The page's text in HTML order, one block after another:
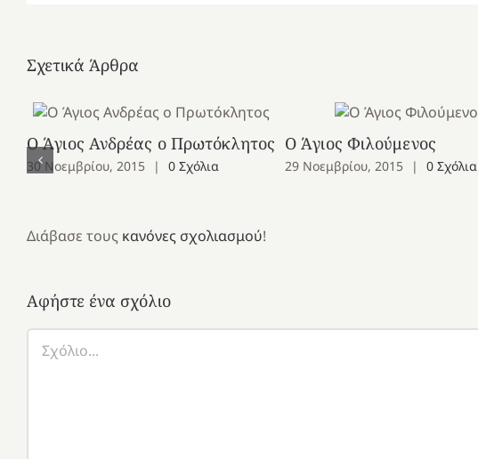
Σχετικά Άρθρα
Ο Άγιος Ανδρέας ο Πρωτόκλητος
30 Νοεμβρίου, 2015 | 0 Σχόλια
Ο Άγιος Φιλούμενος
29 Νοεμβρίου, 2015 | 0 Σχόλια
Διάβασε τους κανόνες σχολιασμού!
Αφήστε ένα σχόλιο